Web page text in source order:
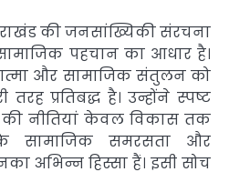
की जनसांख्यिकी संरचना
पहचान का आधार है।
और सामाजिक संतुलन को
प्रतिबद्ध है। उन्होंने स्पष्ट
की नीतियां केवल विकास तक
सामाजिक समरसता और
अभिन्न हिस्सा हैं। इसी सोच